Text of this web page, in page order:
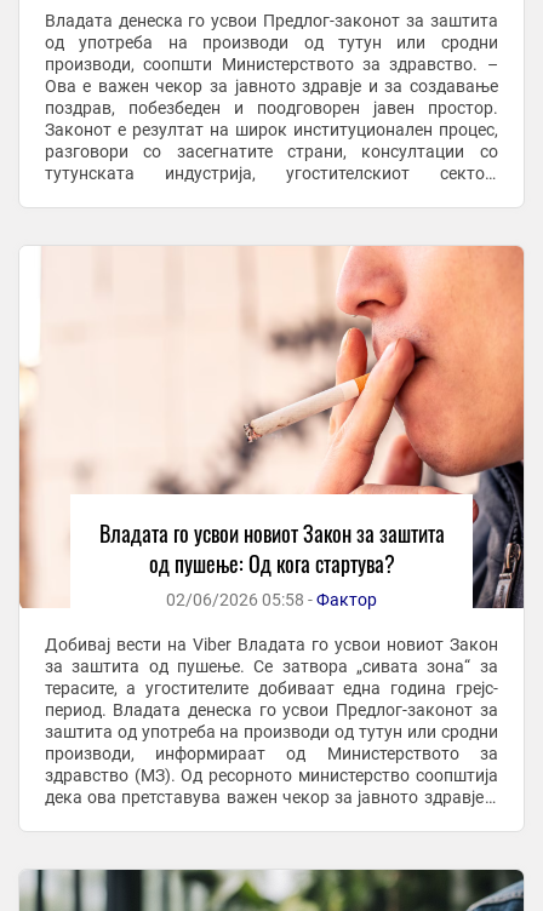
Владата денеска го усвои Предлог-законот за заштита
од употреба на производи од тутун или сродни
производи, соопшти Министерството за здравство. –
Ова е важен чекор за јавното здравје и за создавање
поздрав, побезбеден и поодговорен јавен простор.
Законот е резултат на широк институционален процес,
разговори со засегнатите страни, консултации со
тутунската индустрија, угостителскиот сектор,
Владата го усвои новиот Закон за заштита
од пушење: Од кога стартува?
02/06/2026 05:58 -Фактор
Добивај вести на Viber Владата го усвои новиот Закон
за заштита од пушење. Се затвора „сивата зона“ за
терасите, а угостителите добиваат една година грејс-
период. Владата денеска го усвои Предлог-законот за
заштита од употреба на производи од тутун или сродни
производи, информираат од Министерството за
здравство (МЗ). Од ресорното министерство соопштија
дека ова претставува важен чекор за јавното здравје и